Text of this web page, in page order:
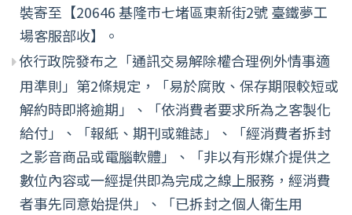
裝寄至【20646 基隆市七堵區東新街2號 臺鐵夢工
場客服部收】。
依行政院發布之「通訊交易解除權合理例外情事適
用準則」第2條規定，「易於腐敗、保存期限較短或
解約時即將逾期」、「依消費者要求所為之客製化
給付」、「報紙、期刊或雜誌」、「經消費者拆封
之影音商品或電腦軟體」、「非以有形媒介提供之
數位內容或一經提供即為完成之線上服務，經消費
者事先同意始提供」、「已拆封之個人衛生用